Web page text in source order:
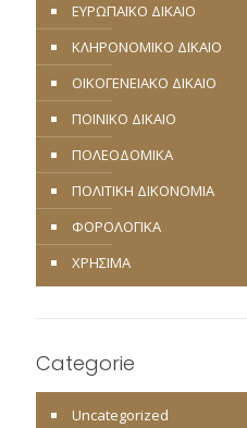
ΕΥΡΩΠΑΪΚΟ ΔΙΚΑΙΟ
ΚΛΗΡΟΝΟΜΙΚΟ ΔΙΚΑΙΟ
ΟΙΚΟΓΕΝΕΙΑΚΟ ΔΙΚΑΙΟ
ΠΟΙΝΙΚΟ ΔΙΚΑΙΟ
ΠΟΛΕΟΔΟΜΙΚΑ
ΠΟΛΙΤΙΚΗ ΔΙΚΟΝΟΜΙΑ
ΦΟΡΟΛΟΓΙΚΑ
ΧΡΗΣΙΜΑ
Categorie
Uncategorized